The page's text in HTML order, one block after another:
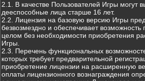
2.1. В качестве Пользователей Игры могут
дееспособные лица старше 16 лет.
2.2. Лицензия на базовую версию Игры
безвозмездно и обеспечивает
целом без необходимости приобретения
Игры.
2.3. Перечень функциональных
которых требует предварительной
приобретение лицензии на расширенную
оплаты лицензионного вознаграждения